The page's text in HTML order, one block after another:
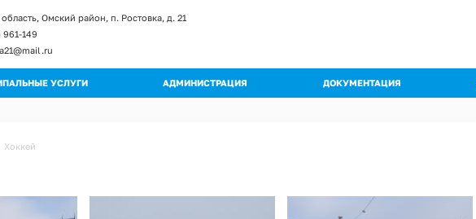
Омский район, п. Ростовка, д. 21
961-149
УСЛУГИ АДМИНИСТРАЦИЯ ДОКУМЕНТАЦИЯ
Публичные слушания
Хоккей